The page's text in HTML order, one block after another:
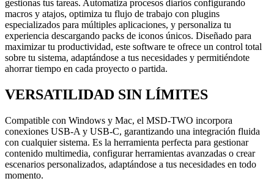
gestionas tus tareas. Automatiza procesos diarios configurando
macros y atajos, optimiza tu flujo de trabajo con plugins
especializados para múltiples aplicaciones, y personaliza tu
experiencia descargando packs de iconos únicos. Diseñado para
maximizar tu productividad, este software te ofrece un control total
sobre tu sistema, adaptándose a tus necesidades y permitiéndote
ahorrar tiempo en cada proyecto o partida.
VERSATILIDAD SIN LÍMITES
Compatible con Windows y Mac, el MSD-TWO incorpora
conexiones USB-A y USB-C, garantizando una integración fluida
con cualquier sistema. Es la herramienta perfecta para gestionar
contenido multimedia, configurar herramientas avanzadas o crear
escenarios personalizados, adaptándose a tus necesidades en todo
momento.